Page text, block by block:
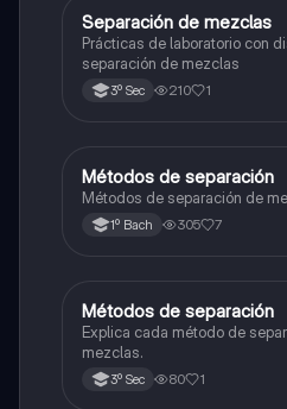
Química
Separación de mezclas
Prácticas de laboratorio con
separación de mezclas
3º Sec 210 1
Química
Métodos de separación
Métodos de separación de
1º Bach 305 7
Química
Métodos de separación
Explica cada método de
mezclas.
3º Sec 80 1